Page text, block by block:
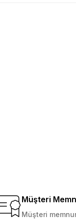
Müşteri
Müşteri